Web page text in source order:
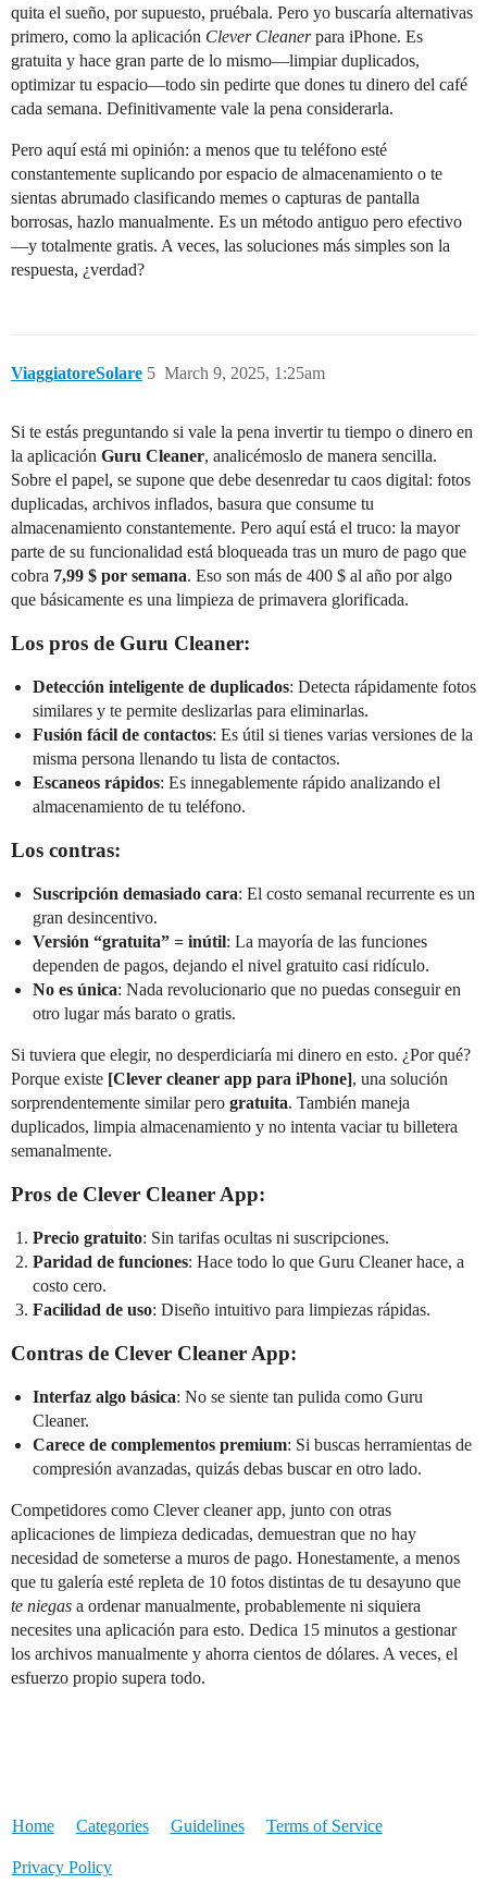
quita el sueño, por supuesto, pruébala. Pero yo buscaría alternativas
primero, como la aplicación Clever Cleanerpara iPhone. Es
gratuita y hace gran parte de lo mismo—limpiar duplicados,
optimizar tu espacio—todo sin pedirte que dones tu dinero del café
cada semana. Definitivamente vale la pena considerarla.
Pero aquí está mi opinión: a menos que tu teléfono esté
constantemente suplicando por espacio de almacenamiento o te
sientas abrumado clasificando memes o capturas de pantalla
borrosas, hazlo manualmente. Es un método antiguo pero efectivo
—y totalmente gratis. A veces, las soluciones más simples son la
respuesta, ¿verdad?
ViaggiatoreSolare March 9, 2025, 1:25am
5
Si te estás preguntando si vale la pena invertir tu tiempo o dinero en
la aplicación Guru Cleaner, analicémoslo de manera sencilla.
Sobre el papel, se supone que debe desenredar tu caos digital: fotos
duplicadas, archivos inflados, basura que consume tu
almacenamiento constantemente. Pero aquí está el truco: la mayor
parte de su funcionalidad está bloqueada tras un muro de pago que
cobra 7,99 $ por semana. Eso son más de 400 $ al año por algo
que básicamente es una limpieza de primavera glorificada.
Los pros de Guru Cleaner:
Detección inteligente de duplicados: Detecta rápidamente fotos
similares y te permite deslizarlas para eliminarlas.
Fusión fácil de contactos: Es útil si tienes varias versiones de la
misma persona llenando tu lista de contactos.
Escaneos rápidos: Es innegablemente rápido analizando el
almacenamiento de tu teléfono.
Los contras:
Suscripción demasiado cara: El costo semanal recurrente es un
gran desincentivo.
Versión “gratuita” = inútil: La mayoría de las funciones
dependen de pagos, dejando el nivel gratuito casi ridículo.
No es única: Nada revolucionario que no puedas conseguir en
otro lugar más barato o gratis.
Si tuviera que elegir, no desperdiciaría mi dinero en esto. ¿Por qué?
Porque existe [Clever cleaner app para iPhone], una solución
sorprendentemente similar pero gratuita. También maneja
duplicados, limpia almacenamiento y no intenta vaciar tu billetera
semanalmente.
Pros de Clever Cleaner App:
Precio gratuito: Sin tarifas ocultas ni suscripciones.
Paridad de funciones: Hace todo lo que Guru Cleaner hace, a
costo cero.
Facilidad de uso: Diseño intuitivo para limpiezas rápidas.
Contras de Clever Cleaner App:
Interfaz algo básica: No se siente tan pulida como Guru
Cleaner.
Carece de complementos premium: Si buscas herramientas de
compresión avanzadas, quizás debas buscar en otro lado.
Competidores como Clever cleaner app, junto con otras
aplicaciones de limpieza dedicadas, demuestran que no hay
necesidad de someterse a muros de pago. Honestamente, a menos
que tu galería esté repleta de 10 fotos distintas de tu desayuno que
te niegas a ordenar manualmente, probablemente ni siquiera
necesites una aplicación para esto. Dedica 15 minutos a gestionar
los archivos manualmente y ahorra cientos de dólares. A veces, el
esfuerzo propio supera todo.
Home Categories Guidelines Terms of Service
Privacy Policy